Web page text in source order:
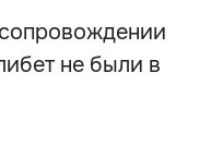
не были в